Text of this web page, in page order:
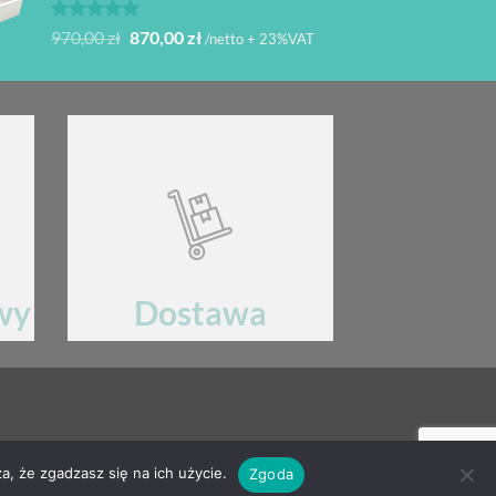
Oceniono
na 5
970,00zł Pierwotna
wynosiła:
870,00złAktualna
wynosi:
/netto + 23%VAT
Dostawa
że zgadzasz się na ich użycie. Zgoda